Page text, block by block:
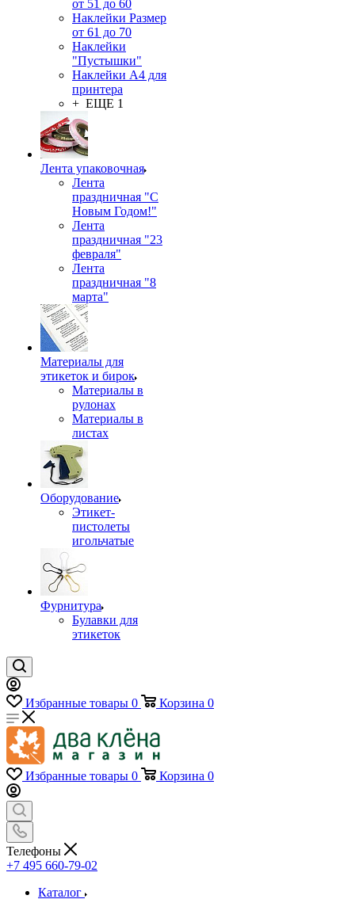
от 51 до 60
Наклейки Размер
от 61 до 70
Наклейки
"Пустышки"
Наклейки А4 для
принтера
+ ЕЩЕ 1
Лента упаковочная
Лента
праздничная "С
Новым Годом!"
Лента
праздничная "23
февраля"
Лента
праздничная "8
марта"
Материалы для
этикеток и бирок
Материалы в
рулонах
Материалы в
листах
Оборудование
Этикет-
пистолеты
игольчатые
Фурнитура
Булавки для
этикеток
Избранные товары 0 Корзина 0
Избранные товары 0 Корзина 0
Телефоны
+7 495 660-79-02
Каталог